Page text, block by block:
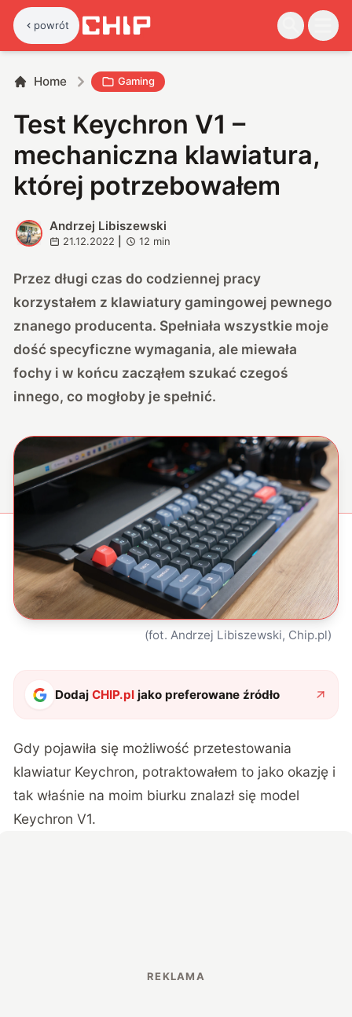
powrót
Home Gaming
Test Keychron V1 –
mechaniczna klawiatura,
której potrzebowałem
A
Andrzej Libiszewski
21.12.2022 12 min
Przez długi czas do codziennej pracy
korzystałem z klawiatury gamingowej pewnego
znanego producenta. Spełniała wszystkie moje
dość specyficzne wymagania, ale miewała
fochy i w końcu zacząłem szukać czegoś
innego, co mogłoby je spełnić.
(fot. Andrzej Libiszewski, Chip.pl)
DodajCHIP.pl jako preferowane źródło
Gdy pojawiła się możliwość przetestowania
klawiatur Keychron, potraktowałem to jako okazję i
tak właśnie na moim biurku znalazł się model
Keychron V1.